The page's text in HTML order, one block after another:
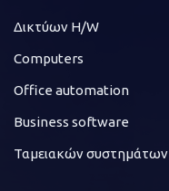
Δικτύων H/W
Computers
Office automation
Business software
Ταμειακών συστημάτων